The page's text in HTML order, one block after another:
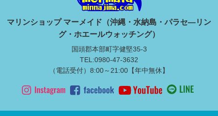
マリンショップ マーメイド（沖縄・水納島・パラセ―リン
グ・ホエールウォッチング）
国頭郡本部町字健堅35-3
TEL:0980-47-3632
（電話受付）8:00～21:00【年中無休】